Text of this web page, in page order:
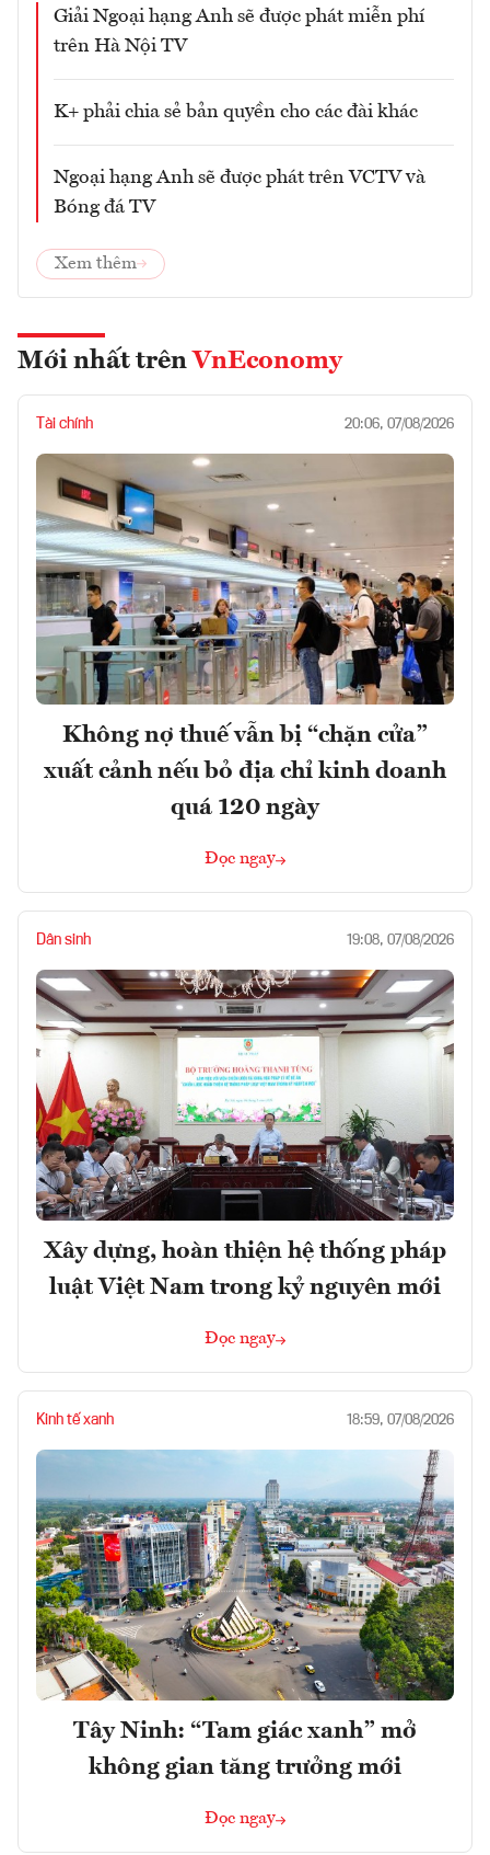
Giải Ngoại hạng Anh sẽ được phát miễn phí
trên Hà Nội TV
K+ phải chia sẻ bản quyền cho các đài khác
Ngoại hạng Anh sẽ được phát trên VCTV và
Bóng đá TV
Xem thêm
Mới nhất trên VnEconomy
Tài chính 20:06, 07/08/2026
Không nợ thuế vẫn bị “chặn cửa”
xuất cảnh nếu bỏ địa chỉ kinh doanh
quá 120 ngày
Đọc ngay
Dân sinh 19:08, 07/08/2026
Xây dựng, hoàn thiện hệ thống pháp
luật Việt Nam trong kỷ nguyên mới
Đọc ngay
Kinh tế xanh 18:59, 07/08/2026
Tây Ninh: “Tam giác xanh” mở
không gian tăng trưởng mới
Đọc ngay